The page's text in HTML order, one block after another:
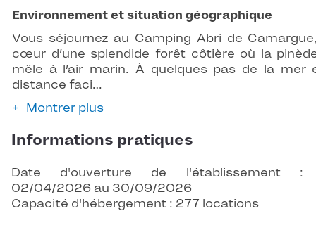
Environnement et situation géographique
Vous séjournez au Camping Abri de
cœur d’une splendide forêt côtière où la
mêle à l’air marin. À quelques pas de la mer
distance faci…
Montrer plus
Informations pratiques
Date d'ouverture de l'établissement :
02/04/2026 au 30/09/2026
Capacité d'hébergement : 277 locations